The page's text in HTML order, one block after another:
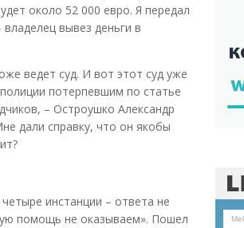
около 52 000 евро. Я передал
вывез деньги в
ведет суд. И вот этот суд уже
потерпевшим по статье
– Остроушко Александр
дали справку, что он якобы
инстанции – ответа не
помощь не оказываем». Пошел